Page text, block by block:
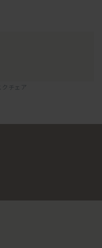
チェア